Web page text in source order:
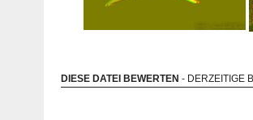
DIESE DATEI BEWERTEN - DERZEITIGE